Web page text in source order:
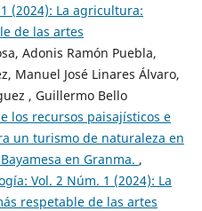
(2024): La agricultura:
de las artes
Adonis Ramón Puebla,
Manuel José Linares Álvaro,
, Guillermo Bello
los recursos paisajísticos e
un turismo de naturaleza en
en Granma. ,
Vol. 2 Núm. 1 (2024): La
respetable de las artes